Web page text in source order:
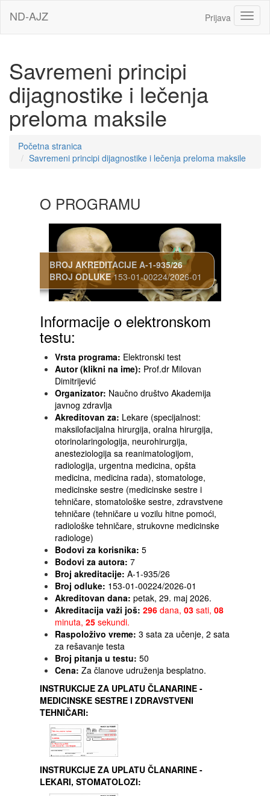
ND-AJZ Prijava
Savremeni principi
dijagnostike i lečenja
preloma maksile
Početna stranica
Savremeni principi dijagnostike i lečenja preloma maksile
O PROGRAMU
BROJ AKREDITACIJE A-1-935/26
BROJ ODLUKE 153-01-00224/2026-01
Informacije o elektronskom
testu:
Vrsta programa: Elektronski test
Autor (klikni na ime): Prof.dr Milovan
Dimitrijević
Organizator: Naučno društvo Akademija
javnog zdravlja
Akreditovan za: Lekare (specijalnost:
maksilofacijalna hirurgija, oralna hirurgija,
otorinolaringologija, neurohirurgija,
anesteziologija sa reanimatologijom,
radiologija, urgentna medicina, opšta
medicina, medicina rada), stomatologe,
medicinske sestre (medicinske sestre i
tehničare, stomatološke sestre, zdravstvene
tehničare (tehničare u vozilu hitne pomoći,
radiološke tehničare, strukovne medicinske
radiologe)
Bodovi za korisnika: 5
Bodovi za autora: 7
Broj akreditacije: A-1-935/26
Broj odluke: 153-01-00224/2026-01
Akreditovan dana: petak, 29. maj 2026.
Akreditacija važi još: 296 dana, 03 sati, 08
minuta, 25 sekundi.
Raspoloživo vreme: 3 sata za učenje, 2 sata
za rešavanje testa
Broj pitanja u testu: 50
Cena: Za članove udruženja besplatno.
INSTRUKCIJE ZA UPLATU ČLANARINE -
MEDICINSKE SESTRE I ZDRAVSTVENI
TEHNIČARI:
INSTRUKCIJE ZA UPLATU ČLANARINE -
LEKARI, STOMATOLOZI: